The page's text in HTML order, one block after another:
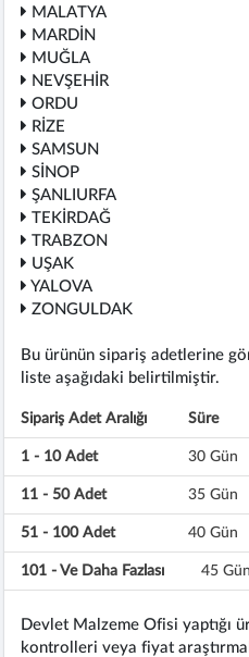
MALATYA
MARDİN
MUĞLA
NEVŞEHİR
ORDU
RİZE
SAMSUN
SİNOP
ŞANLIURFA
TEKİRDAĞ
TRABZON
UŞAK
YALOVA
ZONGULDAK
Bu ürünün sipariş adetlerine
liste aşağıdaki belirtilmiştir.
Sipariş Adet Aralığı Süre
1 - 10 Adet 30 Gün
11 - 50 Adet 35 Gün
51 - 100 Adet 40 Gün
101 - Ve Daha Fazlası 45 Gün
Devlet Malzeme Ofisi yaptığı
kontrolleri veya fiyat